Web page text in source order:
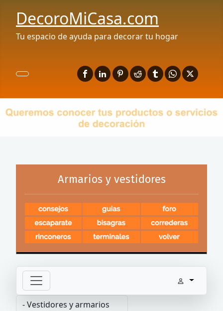
DecoroMiCasa.com
Tu espacio de ayuda para decorar tu hogar
Armarios y vestidores